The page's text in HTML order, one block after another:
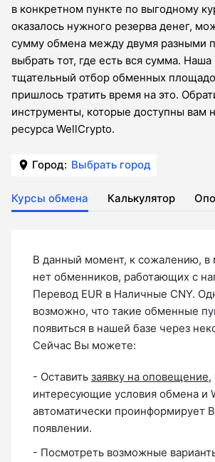
в конкретном пункте по выгодному
оказалось нужного резерва денег,
сумму обмена между двумя разными
выбрать тот, где есть вся сумма.
тщательный отбор обменных
пришлось тратить время на это.
инструменты, которые доступны вам
ресурса WellCrypto.
Город: Выбрать город
Курсы обмена Калькулятор
В данный момент, к сожалению, в
нет обменников, работающих с
Перевод EUR в Наличные CNY.
возможно, что такие обменные
появиться в нашей базе через
Сейчас Вы можете:
- Оставить заявку на оповещение,
интересующие условия обмена и
автоматически проинформирует
появлении.
- Посмотреть возможные